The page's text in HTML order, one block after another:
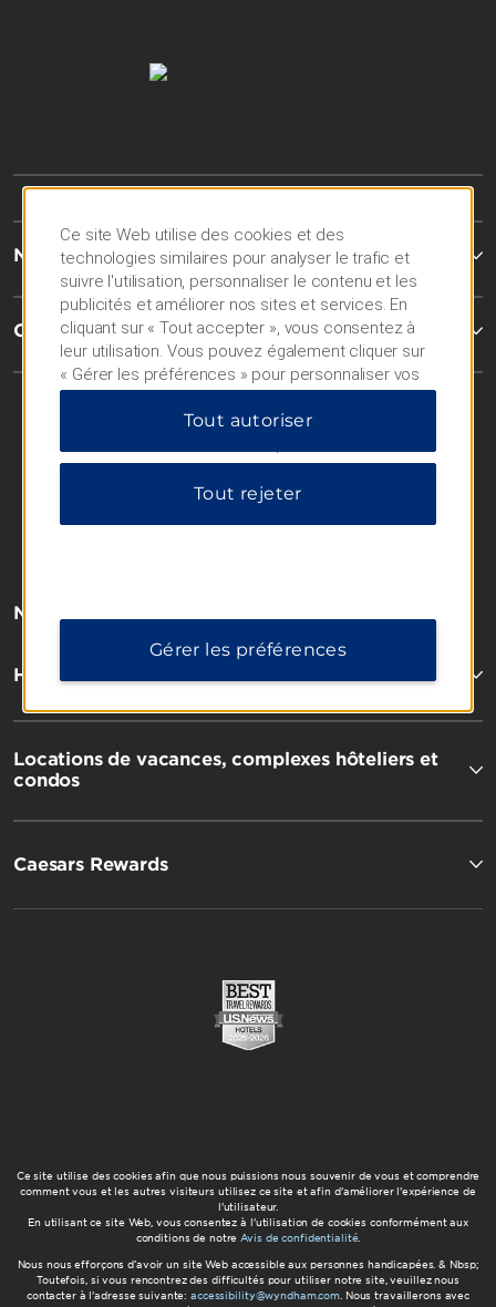
Nous joindre
Conditions générales
Nos marques
Hôtels de Wyndham
Locations de vacances, complexes hôteliers et
condos
Caesars Rewards
Ce site utilise des cookies afin que nous puissions nous souvenir de vous et comprendre
comment vous et les autres visiteurs utilisez ce site et afin d'améliorer l'expérience de
l'utilisateur.
En utilisant ce site Web, vous consentez à l'utilisation de cookies conformément aux
conditions de notre Avis de confidentialité.
Nous nous efforçons d’avoir un site Web accessible aux personnes handicapées. & Nbsp;
Toutefois, si vous rencontrez des difficultés pour utiliser notre site, veuillez nous
contacter à l'adresse suivante:accessibility@wyndham.com . Nous travaillerons avec
Ce site Web utilise des cookies et des
technologies similaires pour analyser le trafic et
suivre l'utilisation, personnaliser le contenu et les
publicités et améliorer nos sites et services. En
cliquant sur « Tout accepter », vous consentez à
leur utilisation. Vous pouvez également cliquer sur
« Gérer les préférences » pour personnaliser vos
choix ou sur « Tout rejeter » pour n'autoriser que
les cookies essentiels. Pour plus d'informations,
Tout autoriser
Tout rejeter
Gérer les préférences